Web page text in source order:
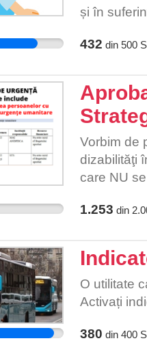
și în
mai grave
având în
pandemie
432 din 500
Vorbim de
dizabilităţi
care NU
1.253 din
O utilitate
Activați
380 din 400